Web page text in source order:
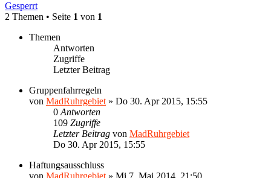
Gesperrt
2 Themen • Seite 1 von 1
Themen
Antworten
Zugriffe
Letzter Beitrag
Gruppenfahrregeln
von MadRuhrgebiet » Do 30. Apr 2015, 15:55
0 Antworten
109 Zugriffe
Letzter Beitrag von MadRuhrgebiet
Do 30. Apr 2015, 15:55
Haftungsausschluss